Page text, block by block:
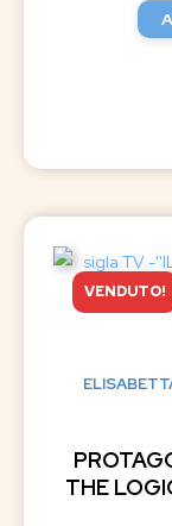
VENDUTO!
THE